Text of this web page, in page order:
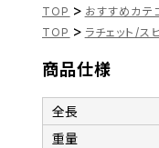
TOP > おすすめカテ
TOP > ラチェット/ス
商品仕様
全長
重量